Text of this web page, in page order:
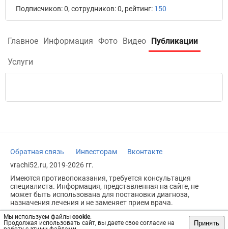
Мы используем файлы cookie.
Продолжая использовать сайт, вы даете свое согласие на
Принять
Подписчиков: 0, сотрудников: 0, рейтинг: 150
Главное Информация Фото Видео Публикации
Услуги
Обратная связь Инвесторам
Вконтакте
vrachi52.ru, 2019-2026 гг.
Имеются противопоказания, требуется консультация
специалиста. Информация, представленная на сайте, не
может быть использована для постановки диагноза,
назначения лечения и не заменяет прием врача.
Возрастное ограничение: 18+